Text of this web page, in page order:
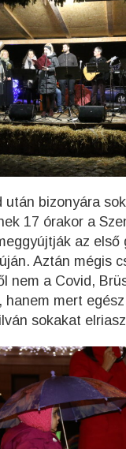
után bizonyára
17 órakor a
az első
Aztán mégis
nem a Covid,
hanem mert
sokakat